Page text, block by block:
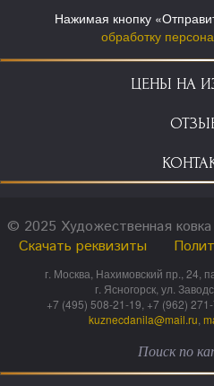
Нажимая кнопку
обработку
ЦЕНЫ НА
© 2025 Художественная
Скачать реквизиты
г. Москва, Нахимовский пр., 24,
г. Ясногорск, ул.
+7 (495) 508-21-19, +7 (962)
kuznecdanila@mail.ru